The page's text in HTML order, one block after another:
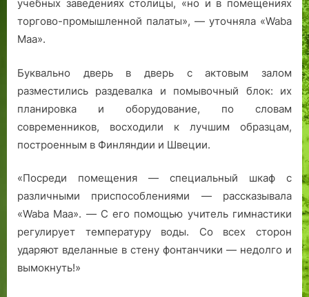
учебных заведениях столицы, «но и в помещениях
торгово-промышленной палаты», — уточняла «Waba
Maa».
Буквально дверь в дверь с актовым залом
разместились раздевалка и помывочный блок: их
планировка и оборудование, по словам
современников, восходили к лучшим образцам,
построенным в Финляндии и Швеции.
«Посреди помещения — специальный шкаф с
различными приспособлениями — рассказывала
«Waba Maa». — С его помощью учитель гимнастики
регулирует температуру воды. Со всех сторон
ударяют вделанные в стену фонтанчики — недолго и
вымокнуть!»